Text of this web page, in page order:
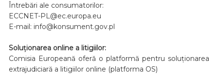
Întrebări ale consumatorilor:
ECCNET-PL@ec.europa.eu
E-mail: info@konsument.gov.pl
Soluționarea online a litigiilor:
Comisia Europeană oferă o platformă pentru soluționarea
extrajudiciară a litigiilor online (platforma OS)